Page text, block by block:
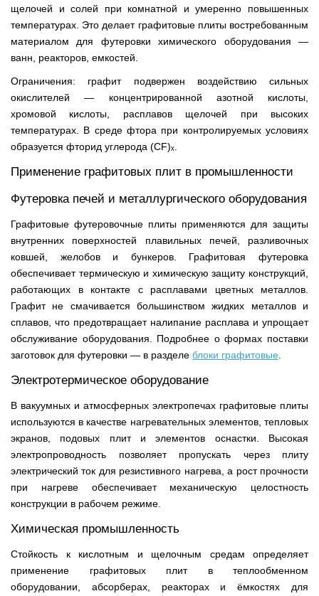
щелочей и солей при комнатной и умеренно повышенных
температурах. Это делает графитовые плиты востребованным
материалом для футеровки химического оборудования —
ванн, реакторов, емкостей.
Ограничения: графит подвержен воздействию сильных
окислителей — концентрированной азотной кислоты,
хромовой кислоты, расплавов щелочей при высоких
температурах. В среде фтора при контролируемых условиях
образуется фторид углерода (CF)ₓ.
Применение графитовых плит в промышленности
Футеровка печей и металлургического оборудования
Графитовые футеровочные плиты применяются для защиты
внутренних поверхностей плавильных печей, разливочных
ковшей, желобов и бункеров. Графитовая футеровка
обеспечивает термическую и химическую защиту конструкций,
работающих в контакте с расплавами цветных металлов.
Графит не смачивается большинством жидких металлов и
сплавов, что предотвращает налипание расплава и упрощает
обслуживание оборудования. Подробнее о формах поставки
заготовок для футеровки — в разделе блоки графитовые
Электротермическое оборудование
В вакуумных и атмосферных электропечах графитовые плиты
используются в качестве нагревательных элементов, тепловых
экранов, подовых плит и элементов оснастки. Высокая
электропроводность позволяет пропускать через плиту
электрический ток для резистивного нагрева, а рост прочности
при нагреве обеспечивает механическую целостность
конструкции в рабочем режиме.
Химическая промышленность
Стойкость к кислотным и щелочным средам определяет
применение графитовых плит в теплообменном
оборудовании, абсорберах, реакторах и ёмкостях для